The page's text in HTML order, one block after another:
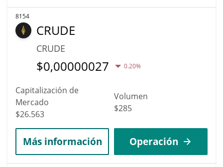
8154
CRUDE
CRUDE
$0,00000027 0.20%
Capitalización de
Mercado
$26.563
Volumen
$285
Más información Operación